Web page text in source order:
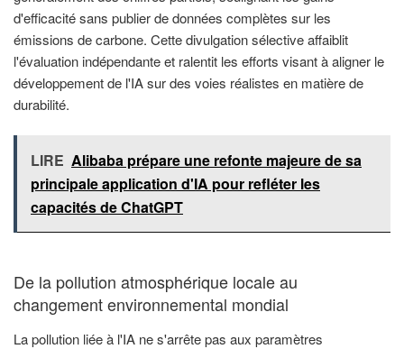
d'efficacité sans publier de données complètes sur les
émissions de carbone. Cette divulgation sélective affaiblit
l'évaluation indépendante et ralentit les efforts visant à aligner le
développement de l'IA sur des voies réalistes en matière de
durabilité.
LIRE Alibaba prépare une refonte majeure de sa
principale application d'IA pour refléter les
capacités de ChatGPT
De la pollution atmosphérique locale au
changement environnemental mondial
La pollution liée à l'IA ne s'arrête pas aux paramètres